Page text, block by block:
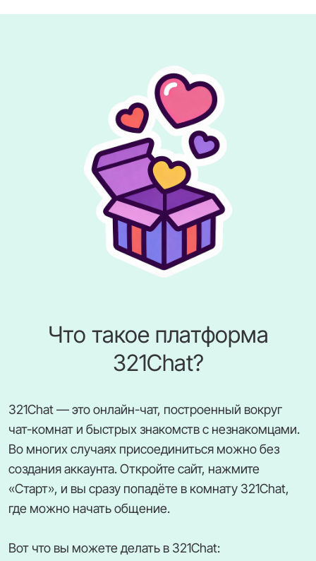
Что такое платформа
321Chat?
321Chat — это онлайн-чат, построенный вокруг
чат-комнат и быстрых знакомств с незнакомцами.
Во многих случаях присоединиться можно без
создания аккаунта. Откройте сайт, нажмите
«Старт», и вы сразу попадёте в комнату 321Chat,
где можно начать общение.
Вот что вы можете делать в 321Chat: